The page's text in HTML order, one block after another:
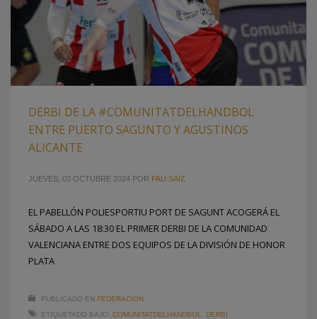
DERBI DE LA #COMUNITATDELHANDBOL
ENTRE PUERTO SAGUNTO Y AGUSTINOS
ALICANTE
JUEVES, 03 OCTUBRE 2024 POR PAU SAIZ
EL PABELLÓN POLIESPORTIU PORT DE SAGUNT ACOGERÁ EL
SÁBADO A LAS 18:30 EL PRIMER DERBI DE LA COMUNIDAD
VALENCIANA ENTRE DOS EQUIPOS DE LA DIVISIÓN DE HONOR
PLATA
PUBLICADO EN FEDERACION
ETIQUETADO BAJO: COMUNITATDELHANDBOL
DERBI